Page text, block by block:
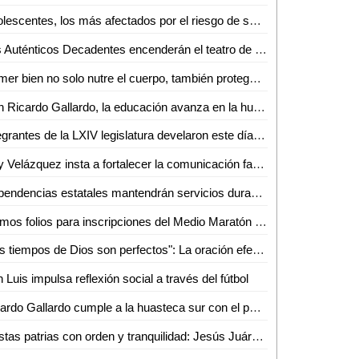
Adolescentes, los más afectados por el riesgo de suicidio en la actualidad
Los Auténticos Decadentes encenderán el teatro de la ciudad con su gira "Mi vida loca"
Comer bien no solo nutre el cuerpo, también protege tu mente y emociones: Lizeth Martínez
Con Ricardo Gallardo, la educación avanza en la huasteca
Integrantes de la LXIV legislatura develaron este día una placa conmemorativa por el XXXV aniversario del recinto oficial del Congreso del Estado
Ray Velázquez insta a fortalecer la comunicación familiar como factor protector contra el suicidio
Dependencias estatales mantendrán servicios durante fiestas patrias
Últimos folios para inscripciones del Medio Maratón UASLP 2025 y sus carreras de 10K y 5K en San Luis Potosí
"Los tiempos de Dios son perfectos": La oración efectiva requiere perseverancia y fidelidad
Luis impulsa reflexión social a través del fútbol
Ricardo Gallardo cumple a la huasteca sur con el puente del río Amajac
Fiestas patrias con orden y tranquilidad: Jesús Juárez Hernández